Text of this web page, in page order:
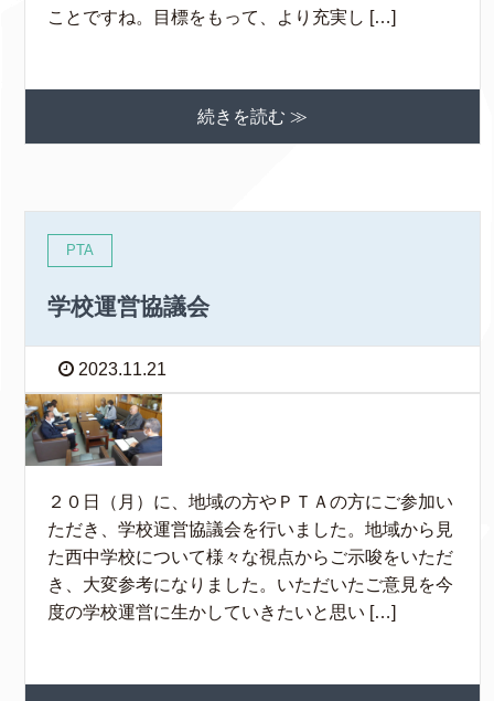
ことですね。目標をもって、より充実し […]
続きを読む ≫
PTA
学校運営協議会
2023.11.21
２０日（月）に、地域の方やＰＴＡの方にご参加い
ただき、学校運営協議会を行いました。地域から見
た西中学校について様々な視点からご示唆をいただ
き、大変参考になりました。いただいたご意見を今
度の学校運営に生かしていきたいと思い […]